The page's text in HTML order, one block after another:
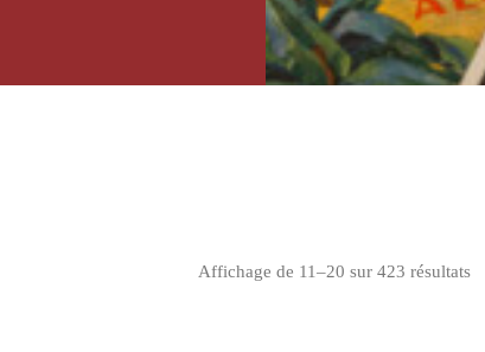
Affichage de 11–20 sur 423 résultats